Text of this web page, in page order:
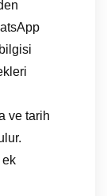
ve tarih
ek